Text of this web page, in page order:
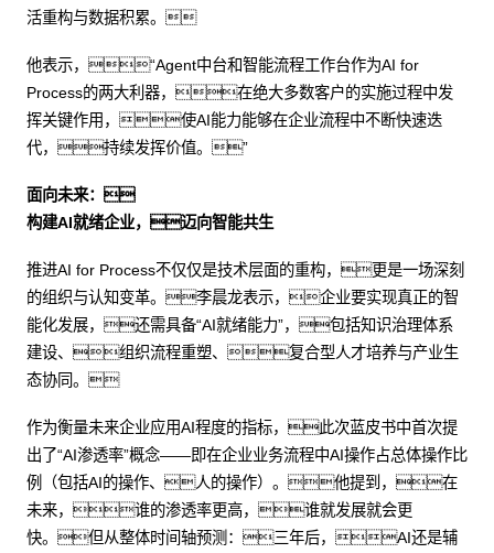
活重构与数据积累。
他表示，“Agent中台和智能流程工作台作为AI for
Process的两大利器，在绝大多数客户的实施过程中发
挥关键作用，使AI能力能够在企业流程中不断快速迭
代，持续发挥价值。”
面向未来：
构建AI就绪企业，迈向智能共生
推进AI for Process不仅仅是技术层面的重构，更是一场深刻
的组织与认知变革。李晨龙表示，企业要实现真正的智
能化发展，还需具备“AI就绪能力”，包括知识治理体系
建设、组织流程重塑、复合型人才培养与产业生
态协同。
作为衡量未来企业应用AI程度的指标，此次蓝皮书中首次提
出了“AI渗透率”概念——即在企业业务流程中AI操作占总体操作比
例（包括AI的操作、人的操作）。他提到，在
未来，谁的渗透率更高，谁就发展就会更
快。但从整体时间轴预测：三年后，AI还是辅